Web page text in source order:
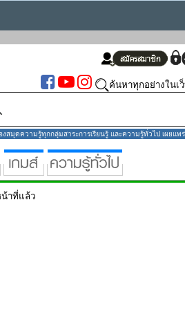
ค้นหาทุกอย่างในเ
มุดความรู้ทุกกลุ่มสาระการเรียนรู้ และความรู้ทั่วไป เผยแพ
าที่แล้ว